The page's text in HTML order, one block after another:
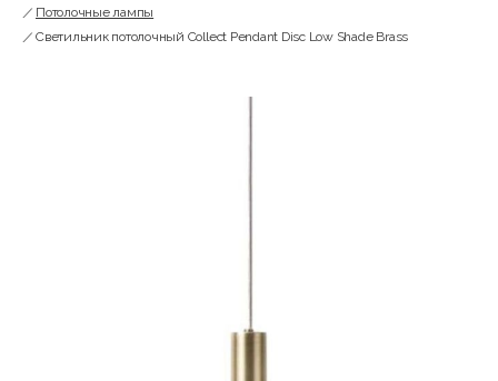
Потолочные лампы
Светильник потолочный Collect Pendant Disc Low Shade Brass